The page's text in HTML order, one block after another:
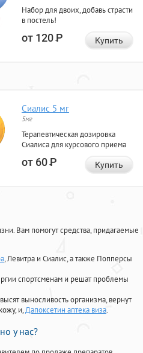
Набор для двоих, добавь страсти
в постель!
от 120Р Купить
Сиалис 5 мг
5мг
Терапевтическая дозировка
Сиалиса для курсового приема
от 60Р Купить
Вам помогут средства, придагаемые
, Левитра и Сиалис, а также Попперсы
спортсменам и решат проблемы
выносливость организма, вернут
и,Дапоксетин аптека виза.
у нас?